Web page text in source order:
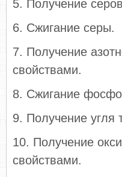
5. Получение
6. Сжигание серы.
7. Получение
свойствами.
8. Сжигание
9. Получение угля
10. Получение
свойствами.